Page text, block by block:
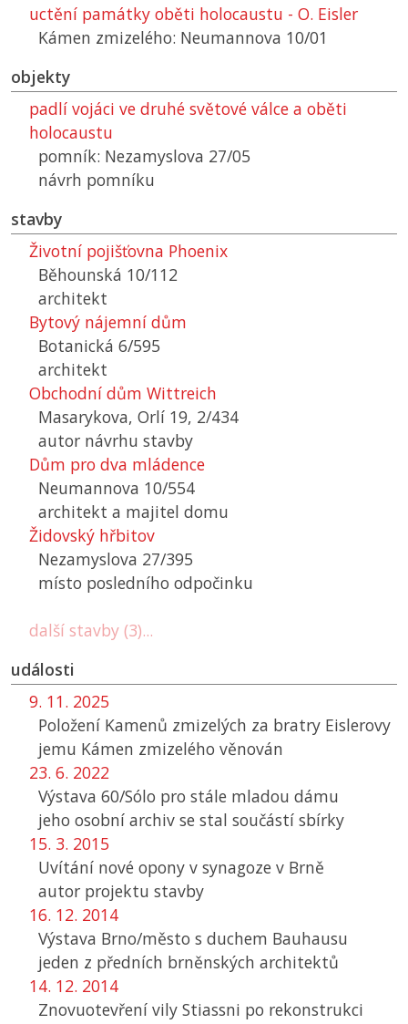
uctění památky oběti holocaustu - O. Eisler
Kámen zmizelého: Neumannova 10/01
objekty
padlí vojáci ve druhé světové válce a oběti
holocaustu
pomník: Nezamyslova 27/05
návrh pomníku
stavby
Životní pojišťovna Phoenix
Běhounská 10/112
architekt
Bytový nájemní dům
Botanická 6/595
architekt
Obchodní dům Wittreich
Masarykova, Orlí 19, 2/434
autor návrhu stavby
Dům pro dva mládence
Neumannova 10/554
architekt a majitel domu
Židovský hřbitov
Nezamyslova 27/395
místo posledního odpočinku
další stavby (3)...
události
9. 11. 2025
Položení Kamenů zmizelých za bratry Eislerovy
jemu Kámen zmizelého věnován
23. 6. 2022
Výstava 60/Sólo pro stále mladou dámu
jeho osobní archiv se stal součástí sbírky
15. 3. 2015
Uvítání nové opony v synagoze v Brně
autor projektu stavby
16. 12. 2014
Výstava Brno/město s duchem Bauhausu
jeden z předních brněnských architektů
14. 12. 2014
Znovuotevření vily Stiassni po rekonstrukci